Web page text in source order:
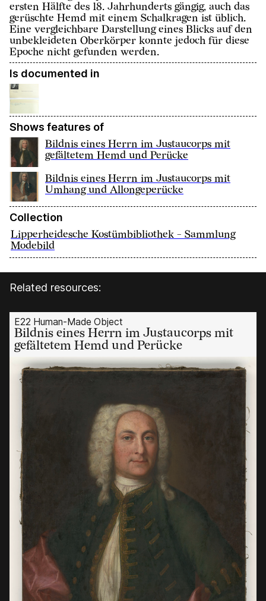
ersten Hälfte des 18. Jahrhunderts gängig, auch das
gerüschte Hemd mit einem Schalkragen ist üblich.
Eine vergleichbare Darstellung eines Blicks auf den
unbekleideten Oberkörper konnte jedoch für diese
Epoche nicht gefunden werden.
Is documented in
Shows features of
Bildnis eines Herrn im Justaucorps mit
gefältetem Hemd und Perücke
Bildnis eines Herrn im Justaucorps mit
Umhang und Allongeperücke
Collection
Lipperheidesche Kostümbibliothek - Sammlung
Modebild
Related resources:
E22 Human-Made Object
Bildnis eines Herrn im Justaucorps mit
gefältetem Hemd und Perücke